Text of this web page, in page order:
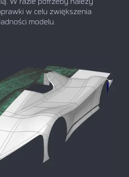
w celu zwiększenia
modelu.